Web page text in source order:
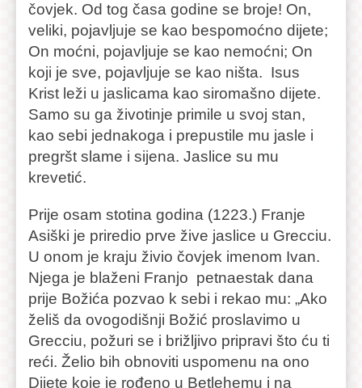
čovjek. Od tog časa godine se broje! On,
veliki, pojavljuje se kao bespomoćno dijete;
On moćni, pojavljuje se kao nemoćni; On
koji je sve, pojavljuje se kao ništa. Isus
Krist leži u jaslicama kao siromašno dijete.
Samo su ga životinje primile u svoj stan,
kao sebi jednakoga i prepustile mu jasle i
pregršt slame i sijena. Jaslice su mu
krevetić.
Prije osam stotina godina (1223.) Franje
Asiški je priredio prve žive jaslice u Grecciu.
U onom je kraju živio čovjek imenom Ivan.
Njega je blaženi Franjo petnaestak dana
prije Božića pozvao k sebi i rekao mu: „Ako
želiš da ovogodišnji Božić proslavimo u
Grecciu, požuri se i brižljivo pripravi što ću ti
reći. Želio bih obnoviti uspomenu na ono
Dijete koje je rođeno u Betlehemu i na